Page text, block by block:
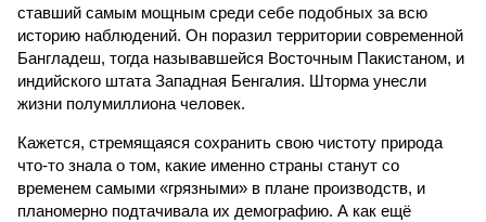
ставший самым мощным среди себе подобных за всю
историю наблюдений. Он поразил территории современной
Бангладеш, тогда называвшейся Восточным Пакистаном, и
индийского штата Западная Бенгалия. Шторма унесли
жизни полумиллиона человек.
Кажется, стремящаяся сохранить свою чистоту природа
что-то знала о том, какие именно страны станут со
временем самыми «грязными» в плане производств, и
планомерно подтачивала их демографию. А как ещё